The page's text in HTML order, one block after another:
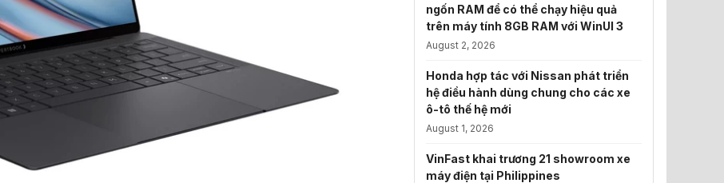
ngốn RAM để có thể chạy hiệu quả
trên máy tính 8GB RAM với WinUI 3
August 2, 2026
Honda hợp tác với Nissan phát triển
hệ điều hành dùng chung cho các xe
ô-tô thế hệ mới
August 1, 2026
VinFast khai trương 21 showroom xe
máy điện tại Philippines